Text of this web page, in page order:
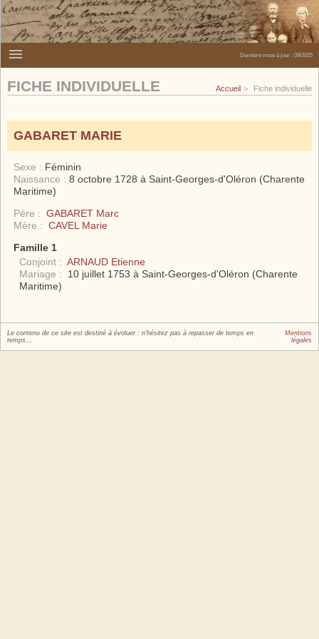
Dernière mise à jour : 09/2025
FICHE INDIVIDUELLE Accueil Fiche individuelle
GABARET MARIE
Sexe : Féminin
Naissance : 8 octobre 1728 à Saint-Georges-d'Oléron (Charente
Maritime)
Père : GABARET Marc
Mère : CAVEL Marie
Famille 1
Conjoint : ARNAUD Etienne
Mariage :
10 juillet 1753 à Saint-Georges-d'Oléron (Charente
Maritime)
Le contenu de ce site est destiné à évoluer : n'hésitez pas à repasser de temps en
temps…
Mentions
légales